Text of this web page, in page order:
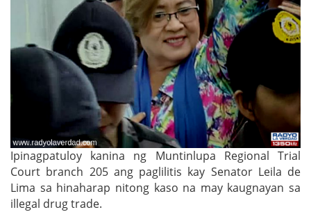
Ipinagpatuloy kanina ng Muntinlupa Regional Trial
Court branch 205 ang paglilitis kay Senator Leila de
Lima sa hinaharap nitong kaso na may kaugnayan sa
illegal drug trade.